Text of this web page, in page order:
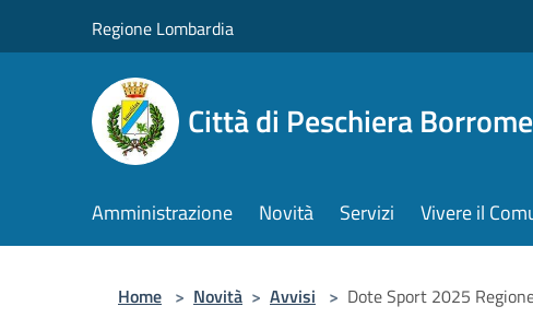
Regione Lombardia
Città di Peschiera
Amministrazione Novità Servizi Vivere il
Home > Novità > Avvisi > Dote Sport 2025